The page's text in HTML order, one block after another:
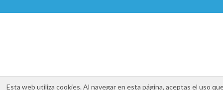
Esta web utiliza cookies. Al navegar en esta página, aceptas el uso